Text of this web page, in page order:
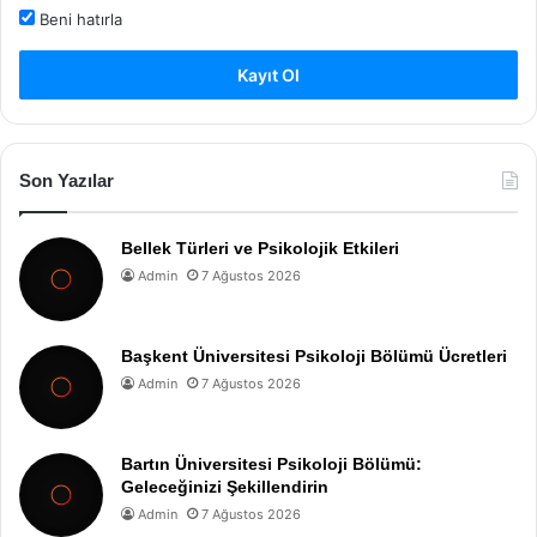
Beni hatırla
Kayıt Ol
Son Yazılar
Bellek Türleri ve Psikolojik Etkileri
Admin 7 Ağustos 2026
Başkent Üniversitesi Psikoloji Bölümü Ücretleri
Admin 7 Ağustos 2026
Bartın Üniversitesi Psikoloji Bölümü:
Geleceğinizi Şekillendirin
Admin 7 Ağustos 2026